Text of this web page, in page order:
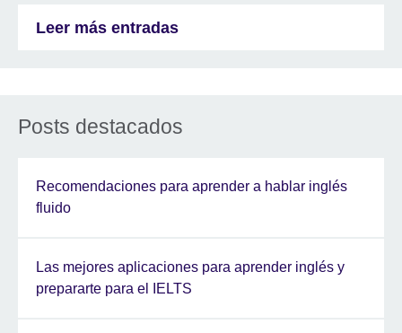
Leer más entradas
Posts destacados
Recomendaciones para aprender a hablar inglés
fluido
Las mejores aplicaciones para aprender inglés y
prepararte para el IELTS